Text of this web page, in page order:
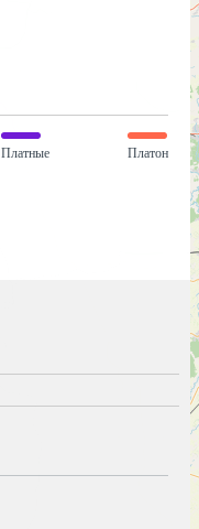
Платные Платон